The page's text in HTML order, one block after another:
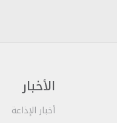
الأخبار
أخبار الإذاعة